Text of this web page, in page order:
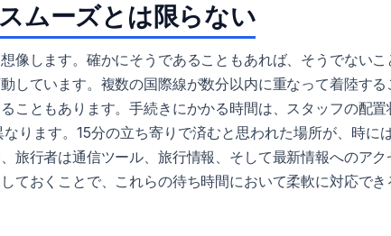
ムーズとは限らない
像します。確かにそうであることもあれば、そうでないこ
しています。複数の国際線が数分以内に重なって着陸する
こともあります。手続きにかかる時間は、スタッフの配置
ります。15分の立ち寄りで済むと思われた場所が、時に
旅行者は通信ツール、旅行情報、そして最新情報へのアク
ておくことで、これらの待ち時間において柔軟に対応でき